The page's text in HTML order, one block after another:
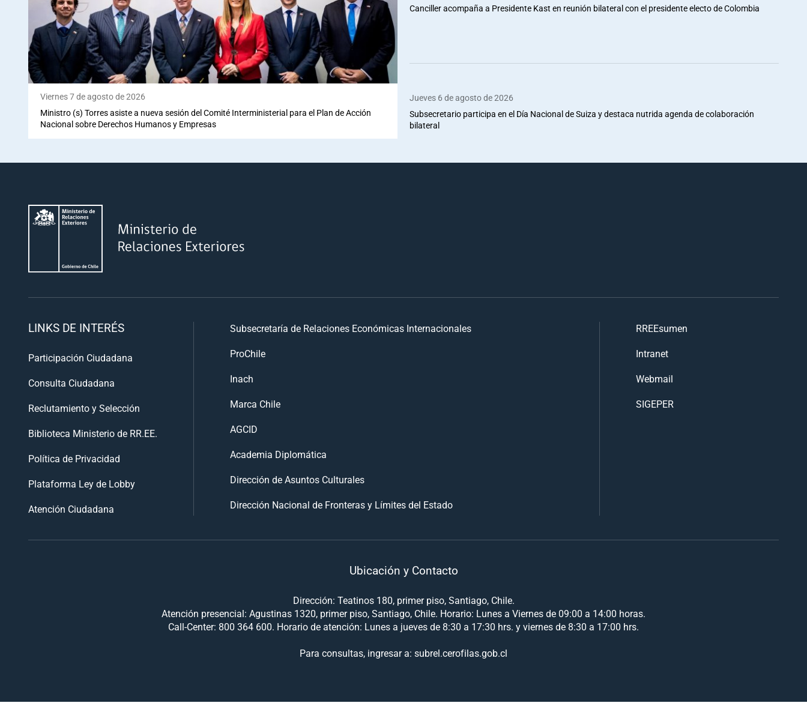
Viernes 7 de agosto de 2026
Ministro (s) Torres asiste a nueva sesión del Comité Interministerial para el Plan de Acción
Nacional sobre Derechos Humanos y Empresas
Canciller acompaña a Presidente Kast en reunión bilateral con el presidente electo de Colombia
Jueves 6 de agosto de 2026
Subsecretario participa en el Día Nacional de Suiza y destaca nutrida agenda de colaboración
bilateral
LINKS DE INTERÉS
Participación Ciudadana
Consulta Ciudadana
Reclutamiento y Selección
Biblioteca Ministerio de RR.EE.
Política de Privacidad
Plataforma Ley de Lobby
Atención Ciudadana
Subsecretaría de Relaciones Económicas Internacionales
ProChile
Inach
Marca Chile
AGCID
Academia Diplomática
Dirección de Asuntos Culturales
Dirección Nacional de Fronteras y Límites del Estado
RREEsumen
Intranet
Webmail
SIGEPER
Ubicación y Contacto
Dirección: Teatinos 180, primer piso, Santiago, Chile.
Atención presencial: Agustinas 1320, primer piso, Santiago, Chile. Horario: Lunes a Viernes de 09:00 a 14:00 horas.
Call-Center: 800 364 600. Horario de atención: Lunes a jueves de 8:30 a 17:30 hrs. y viernes de 8:30 a 17:00 hrs.
Para consultas, ingresar a: subrel.cerofilas.gob.cl